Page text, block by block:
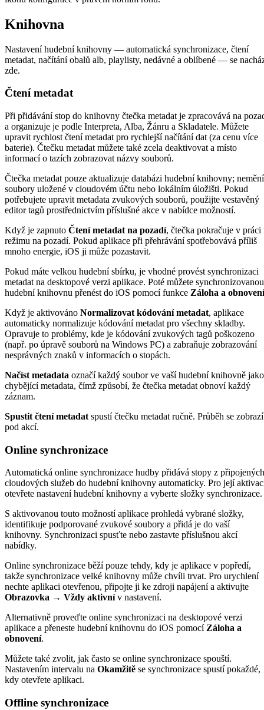
Knihovna
Nastavení hudební knihovny — automatická synchronizace, čtení
metadat, načítání obalů alb, playlisty, nedávné a oblíbené — se
zde.
Čtení metadat
Při přidávání stop do knihovny čtečka metadat je zpracovává na
a organizuje je podle Interpreta, Alba, Žánru a Skladatele. Můžete
upravit rychlost čtení metadat pro rychlejší načítání dat (za cenu více
baterie). Čtečku metadat můžete také zcela deaktivovat a místo
informací o tazích zobrazovat názvy souborů.
Čtečka metadat pouze aktualizuje databázi hudební knihovny; nemění
soubory uložené v cloudovém účtu nebo lokálním úložišti. Pokud
potřebujete upravit metadata zvukových souborů, použijte vestavěný
editor tagů prostřednictvím příslušné akce v nabídce možností.
Když je zapnuto Čtení metadat na pozadí, čtečka pokračuje v práci
režimu na pozadí. Pokud aplikace při přehrávání spotřebovává příliš
mnoho energie, iOS ji může pozastavit.
Pokud máte velkou hudební sbírku, je vhodné provést synchronizaci
metadat na desktopové verzi aplikace. Poté můžete synchronizovanou
hudební knihovnu přenést do iOS pomocí funkce Záloha a obnovení
Když je aktivováno Normalizovat kódování metadat, aplikace
automaticky normalizuje kódování metadat pro všechny skladby.
Opravuje to problémy, kde je kódování zvukových tagů poškozeno
(např. po úpravě souborů na Windows PC) a zabraňuje zobrazování
nesprávných znaků v informacích o stopách.
Načíst metadata označí každý soubor ve vaší hudební knihovně jako
chybějící metadata, čímž způsobí, že čtečka metadat obnoví každý
záznam.
Spustit čtení metadat spustí čtečku metadat ručně. Průběh se zobrazí
pod akcí.
Online synchronizace
Automatická online synchronizace hudby přidává stopy z připojených
cloudových služeb do hudební knihovny automaticky. Pro její
otevřete nastavení hudební knihovny a vyberte složky synchronizace.
S aktivovanou touto možností aplikace prohledá vybrané složky,
identifikuje podporované zvukové soubory a přidá je do vaší
knihovny. Synchronizaci spusťte nebo zastavte příslušnou akcí
nabídky.
Online synchronizace běží pouze tehdy, kdy je aplikace v popředí,
takže synchronizace velké knihovny může chvíli trvat. Pro urychlení
nechte aplikaci otevřenou, připojte ji ke zdroji napájení a aktivujte
Obrazovka → Vždy aktivnív nastavení.
Alternativně proveďte online synchronizaci na desktopové verzi
aplikace a přeneste hudební knihovnu do iOS pomocí Záloha a
obnovení.
Můžete také zvolit, jak často se online synchronizace spouští.
Nastavením intervalu na Okamžitě se synchronizace spustí pokaždé,
kdy otevřete aplikaci.
Offline synchronizace